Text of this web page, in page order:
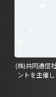
(株)共同通信
ントを主催